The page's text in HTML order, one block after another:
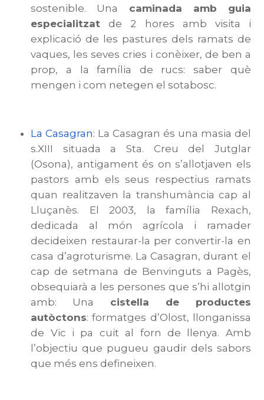
sostenible. Una caminada amb guia
especialitzat de 2 hores amb visita i
explicació de les pastures dels ramats de
vaques, les seves cries i conèixer, de ben a
prop, a la família de rucs: saber què
mengen i com netegen el sotabosc.
La Casagran: La Casagran és una masia del
s.XIII situada a Sta. Creu del Jutglar
(Osona), antigament és on s’allotjaven els
pastors amb els seus respectius ramats
quan realitzaven la transhumància cap al
Lluçanès. El 2003, la família Rexach,
dedicada al món agrícola i ramader
decideixen restaurar-la per convertir-la en
casa d’agroturisme. La Casagran, durant el
cap de setmana de Benvinguts a Pagès,
obsequiarà a les persones que s’hi allotgin
amb: Una cistella de productes
autòctons: formatges d’Olost, llonganissa
de Vic i pa cuit al forn de llenya. Amb
l’objectiu que pugueu gaudir dels sabors
que més ens defineixen.